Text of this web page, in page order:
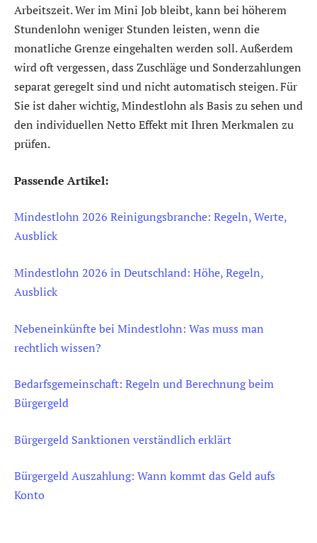
Arbeitszeit. Wer im Mini Job bleibt, kann bei höherem
Stundenlohn weniger Stunden leisten, wenn die
monatliche Grenze eingehalten werden soll. Außerdem
wird oft vergessen, dass Zuschläge und Sonderzahlungen
separat geregelt sind und nicht automatisch steigen. Für
Sie ist daher wichtig, Mindestlohn als Basis zu sehen und
den individuellen Netto Effekt mit Ihren Merkmalen zu
prüfen.
Passende Artikel:
Mindestlohn 2026 Reinigungsbranche: Regeln, Werte,
Ausblick
Mindestlohn 2026 in Deutschland: Höhe, Regeln,
Ausblick
Nebeneinkünfte bei Mindestlohn: Was muss man
rechtlich wissen?
Bedarfsgemeinschaft: Regeln und Berechnung beim
Bürgergeld
Bürgergeld Sanktionen verständlich erklärt
Bürgergeld Auszahlung: Wann kommt das Geld aufs
Konto